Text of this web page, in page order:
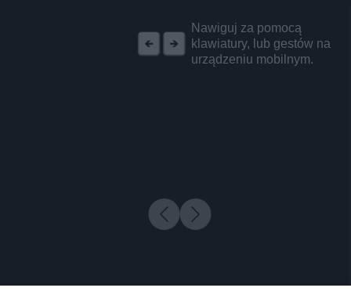
Nawiguj za pomocą
klawiatury, lub gestów na
urządzeniu mobilnym.